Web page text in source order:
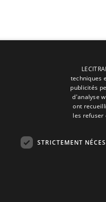
techniques
publicités
d'analyse
ont
les refuser
STRICTEMENT